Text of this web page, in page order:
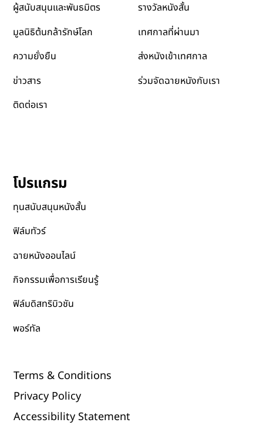
Terms & Conditions
Privacy Policy
Accessibility Statement
ผู้สนับสนุนและพันธมิตร
มูลนิธิต้นกล้ารักษ์โลก
ความยั่งยืน
ข่าวสาร
ติดต่อเรา
รางวัลหนังสั้น
เทศกาลที่ผ่านมา
ส่งหนังเข้าเทศกาล
ร่วมจัดฉายหนังกับเรา
โปรแกรม
ทุนสนับสนุนหนังสั้น
ฟิล์มทัวร์
ฉายหนังออนไลน์
กิจกรรมเพื่อการเรียนรู้
ฟิล์มดิสทริบิวชัน
พอร์ทัล